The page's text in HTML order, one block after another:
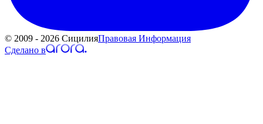
© 2009 - 2026 СицилияПравовая Информация
Сделано в